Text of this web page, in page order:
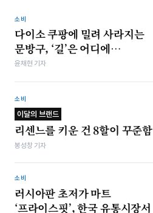
소비
다이소 쿠팡에 밀려 사라지는
문방구, ‘길’은 어디에…
윤채현 기자
소비
이달의 브랜드
리센느를 키운 건 8할이 꾸준함
봉성창 기자
소비
러시아판 초저가 마트
‘프라이스핏’, 한국 유통시장서